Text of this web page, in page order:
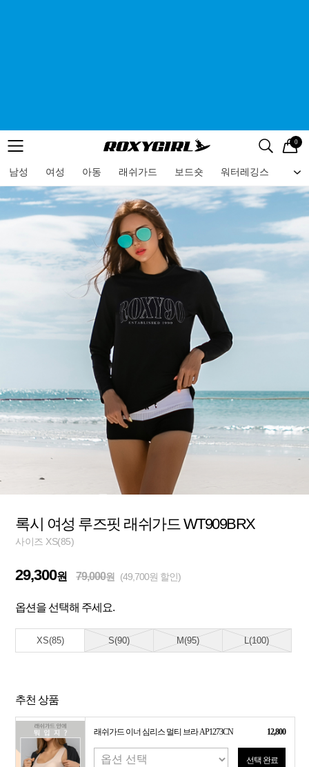
메뉴 검색
로고 0
남성 여성 아동 래쉬가드 보드숏 워터레깅스 비
메뉴
록시 여성 루즈핏 래쉬가드 WT909BRX
사이즈 XS(85)
29,300원 79,000원 (49,700원 할인)
옵션을 선택해 주세요.
XS(85) S(90) M(95) L(100)
추천 상품
래쉬가드 이너 심리스 멀티 브라 AP1273CN 12,800
선택 완료